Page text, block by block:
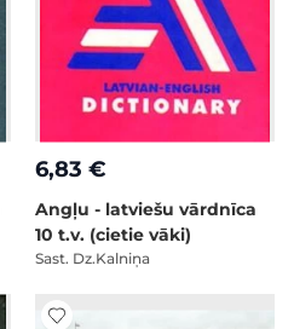
6,83 €
Angļu - latviešu vārdnīca
10 t.v. (cietie vāki)
Sast. Dz.Kalniņa